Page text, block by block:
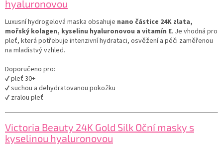
hyaluronovou
Luxusní hydrogelová maska obsahuje nano částice 24K zlata,
mořský kolagen, kyselinu hyaluronovou a vitamín E. Je vhodná pro
pleť, která potřebuje intenzivní hydrataci, osvěžení a péči zaměřenou
na mladistvý vzhled.
Doporučeno pro:
✔ pleť 30+
✔ suchou a dehydratovanou pokožku
✔ zralou pleť
Victoria Beauty 24K Gold Silk Oční masky s
kyselinou hyaluronovou